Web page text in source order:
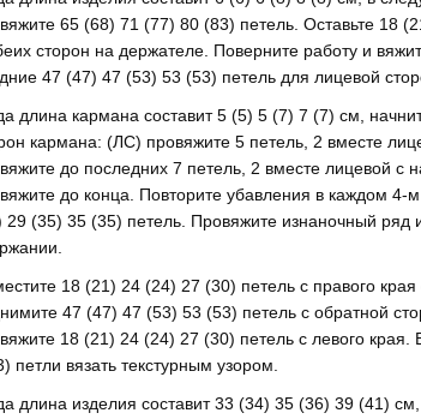
65 (68) 71 (77) 80 (83) петель. Оставьте 18
сторон на держателе. Поверните работу и
47 (47) 47 (53) 53 (53) петель для лицевой
длина кармана составит 5 (5) 5 (7) 7 (7) см,
кармана: (ЛС) провяжите 5 петель, 2 вместе
до последних 7 петель, 2 вместе лицевой с
до конца. Повторите убавления в каждом 4-
29 (35) 35 (35) петель. Провяжите изнаночный ряд
18 (21) 24 (24) 27 (30) петель с правого
47 (47) 47 (53) 53 (53) петель с обратной
18 (21) 24 (24) 27 (30) петель с левого
петли вязать текстурным узором.
длина изделия составит 33 (34) 35 (36) 39 (41)